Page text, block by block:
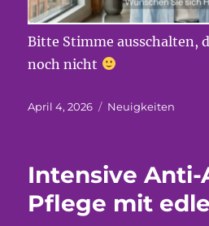
Bitte Stimme ausschalten,
noch nicht
Veröffentlicht
April 4, 2026 Kategorien
Neuigkeiten
Intensive Anti-
Pflege mit